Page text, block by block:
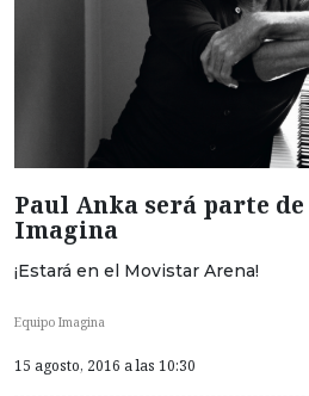
Paul Anka será parte de
Imagina
¡Estará en el Movistar Arena!
Equipo Imagina
15 agosto, 2016 a las 10:30